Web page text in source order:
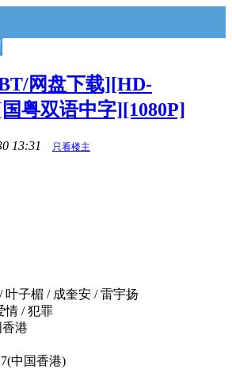
网盘下载][HD-
粤双语中字][1080P]
13:31 只看楼主
叶子楣 / 成奎安 / 雷宇扬
情 / 犯罪
港
中国香港)